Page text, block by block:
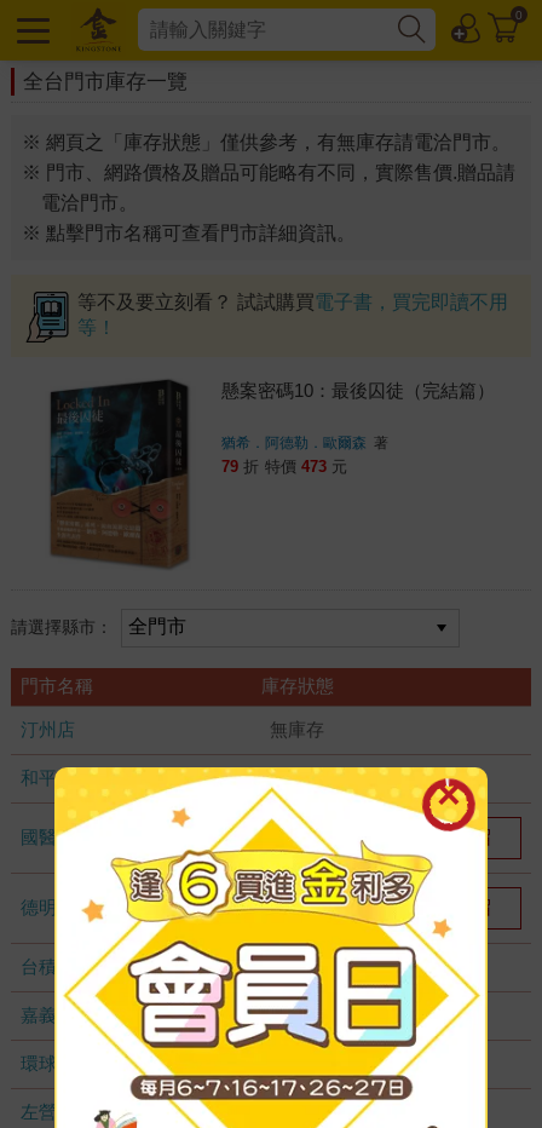
0
全台門市庫存一覽
※ 網頁之「庫存狀態」僅供參考，有無庫存請電洽門市。
※ 門市、網路價格及贈品可能略有不同，實際售價.贈品請
電洽門市。
※ 點擊門市名稱可查看門市詳細資訊。
等不及要立刻看？ 試試購買電子書，買完即讀不用
等！
懸案密碼10：最後囚徒（完結篇）
猶希．阿德勒．歐爾森 著
79 折 特價 473 元
請選擇縣市：
門市名稱 庫存狀態
汀州店 無庫存
和平店 無庫存
國醫加盟店 1 我要預留
德明加盟店 1 我要預留
台積店 無庫存
嘉義耐斯店 無庫存
環球店
左營店